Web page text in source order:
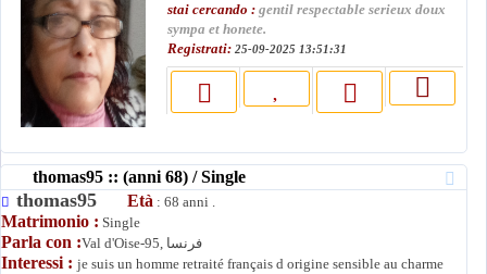
stai cercando : gentil respectable serieux doux
sympa et honete.
Registrati: 25-09-2025 13:51:31
thomas95 :: (anni 68) / Single
thomas95 Età : 68 anni .
Matrimonio : Single
Parla con : Val d'Oise-95, فرنسا
Interessi : je suis un homme retraité français d origine sensible au charme